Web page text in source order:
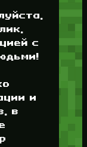
с
и
в